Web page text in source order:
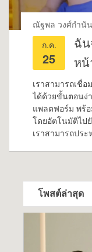
ณัฐพล วงศ์กำนัน
ก.ค.
25
ฉัน
หน้
เราสามารถเชื่
ได้ด้วยขั้นตอนง่
แพลตฟอร์ม พร้
โดยอัตโนมัติไป
เราสามารถปร
โพสต์ล่าสุด